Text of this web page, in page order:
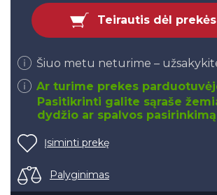
Teirautis dėl prekės
Šiuo metu neturime –
Ar turime prekes
Pasitikrinti galite sąraše
dydžio ar spalvos
Įsiminti prekę
Palyginimas